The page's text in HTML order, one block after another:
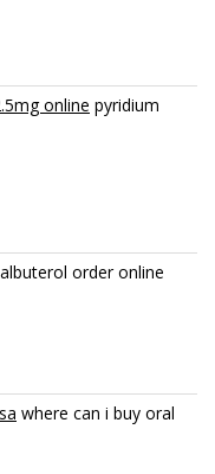
online pyridium
albuterol order online
where can i buy oral